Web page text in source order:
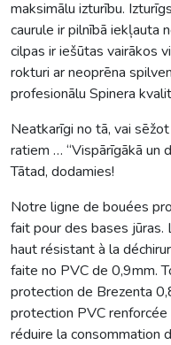
maksimālu izturību.
caurule ir pilnībā iekļauta
cilpas ir iešūtas vairākos
rokturi ar neoprēna
profesionālu Spinera
Neatkarīgi no tā, vai
ratiem … “Vispārīgākā un
Tātad, dodamies!
Notre ligne de bouées
fait pour des bases
haut résistant à la
faite no PVC de 0,9mm.
protection de Brezenta
protection PVC
réduire la consommation